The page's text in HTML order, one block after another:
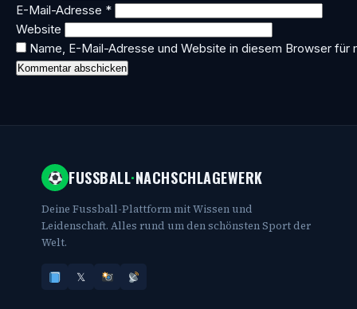
E-Mail-Adresse *
Website
Name, E-Mail-Adresse und Website in diesem Browser für
FUSSBALL·NACHSCHLAGEWERK
Deine Fussball-Plattform mit Wissen und
Leidenschaft. Alles rund um den schönsten Sport der
Welt.
𝕏